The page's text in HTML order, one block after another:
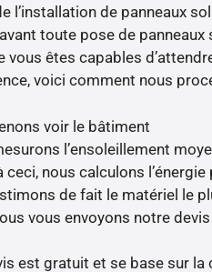
l’installation de panneaux
toute pose de panneaux
vous êtes capables
voici comment nous
voir le bâtiment
l’ensoleillement
ceci, nous calculons
de fait le matériel le
vous envoyons notre
est gratuit et se base sur